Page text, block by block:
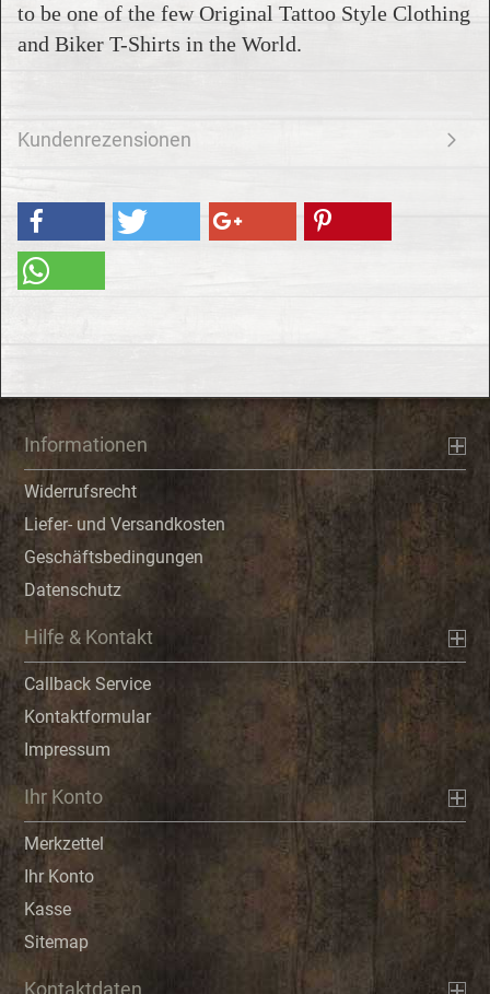
to be one of the few Original Tattoo Style Clothing
and Biker T-Shirts in the World.
Kundenrezensionen
Informationen
Widerrufsrecht
Liefer- und Versandkosten
Geschäftsbedingungen
Datenschutz
Hilfe & Kontakt
Callback Service
Kontaktformular
Impressum
Ihr Konto
Merkzettel
Ihr Konto
Kasse
Sitemap
Kontaktdaten